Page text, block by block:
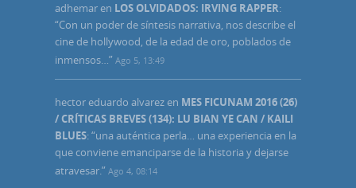
adhemar en LOS OLVIDADOS: IRVING RAPPER:
“Con un poder de síntesis narrativa, nos describe el
cine de hollywood, de la edad de oro, poblados de
inmensos…” Ago 5, 13:49
hector eduardo alvarez en MES FICUNAM 2016 (26)
/ CRÍTICAS BREVES (134): LU BIAN YE CAN / KAILI
BLUES: “una auténtica perla… una experiencia en la
que conviene emanciparse de la historia y dejarse
atravesar.” Ago 4, 08:14